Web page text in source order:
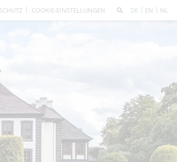
COOKIE-EINSTELLUNGEN DE EN NL